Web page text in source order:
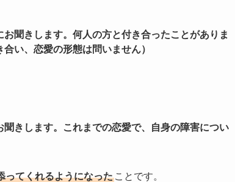
聞きします。何人の方と付き合ったことがありま
い、恋愛の形態は問いません）
きします。これまでの恋愛で、自身の障害につい
ってくれるようになった ことです。